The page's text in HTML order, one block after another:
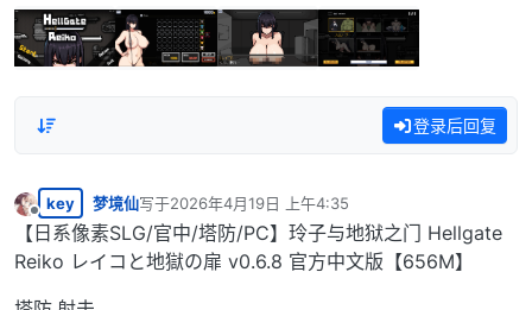
登录后回复
离线
key 梦境仙写于2026年4月19日 上午4:35
最后由 编辑
【日系像素SLG/官中/塔防/PC】玲子与地狱之门 Hellgate
Reiko レイコと地獄の扉 v0.6.8 官方中文版【656M】